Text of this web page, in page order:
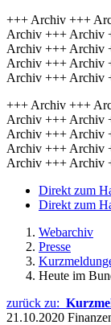
+++ Archiv +++
Archiv +++ Archiv
Archiv +++ Archiv
Archiv +++ Archiv
Archiv +++ Archiv
+++ Archiv +++
Archiv +++ Archiv
Archiv +++ Archiv
Archiv +++ Archiv
Archiv +++ Archiv
Direkt zum
Direkt zum
Webarchiv
Presse
Heute im
zurück zu:
21.10.2020